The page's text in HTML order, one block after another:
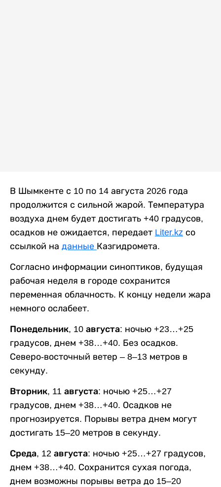
В Шымкенте с 10 по 14 августа 2026 года
продолжится с сильной жарой. Температура
воздуха днем будет достигать +40 градусов,
осадков не ожидается, передает Liter.kz со
ссылкой на данные Казгидромета.
Согласно информации синоптиков, будущая
рабочая неделя в городе сохранится
переменная облачность. К концу недели жара
немного ослабеет.
Понедельник, 10 августа: ночью +23…+25
градусов, днем +38…+40. Без осадков.
Северо-восточный ветер – 8–13 метров в
секунду.
Вторник, 11 августа: ночью +25…+27
градусов, днем +38…+40. Осадков не
прогнозируется. Порывы ветра днем могут
достигать 15–20 метров в секунду.
Среда, 12 августа: ночью +25…+27 градусов,
днем +38…+40. Сохранится сухая погода,
днем возможны порывы ветра до 15–20